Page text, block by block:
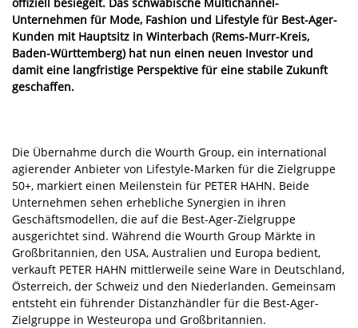
Unternehmen für Mode, Fashion und Lifestyle für Best-Ager-
Kunden mit Hauptsitz in Winterbach (Rems-Murr-Kreis,
Baden-Württemberg) hat nun einen neuen Investor und
damit eine langfristige Perspektive für eine stabile Zukunft
geschaffen.
Die Übernahme durch die Wourth Group, ein international
agierender Anbieter von Lifestyle-Marken für die Zielgruppe
50+, markiert einen Meilenstein für PETER HAHN. Beide
Unternehmen sehen erhebliche Synergien in ihren
Geschäftsmodellen, die auf die Best-Ager-Zielgruppe
ausgerichtet sind. Während die Wourth Group Märkte in
Großbritannien, den USA, Australien und Europa bedient,
verkauft PETER HAHN mittlerweile seine Ware in Deutschland,
Österreich, der Schweiz und den Niederlanden. Gemeinsam
entsteht ein führender Distanzhändler für die Best-Ager-
Zielgruppe in Westeuropa und Großbritannien.